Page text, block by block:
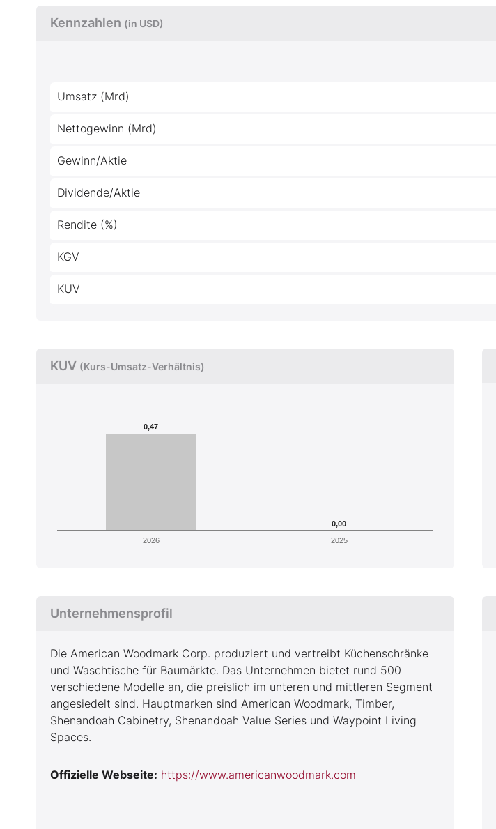
Kennzahlen (in USD)
Umsatz (Mrd)
Nettogewinn (Mrd)
Gewinn/Aktie
Dividende/Aktie
Rendite (%)
KGV
KUV
KUV (Kurs-Umsatz-Verhältnis)
0,47
0,00
2026
2025
Unternehmensprofil
Die American Woodmark Corp. produziert und vertreibt Küchenschränke
und Waschtische für Baumärkte. Das Unternehmen bietet rund 500
verschiedene Modelle an, die preislich im unteren und mittleren Segment
angesiedelt sind. Hauptmarken sind American Woodmark, Timber,
Shenandoah Cabinetry, Shenandoah Value Series und Waypoint Living
Spaces.
Offizielle Webseite: https://www.americanwoodmark.com